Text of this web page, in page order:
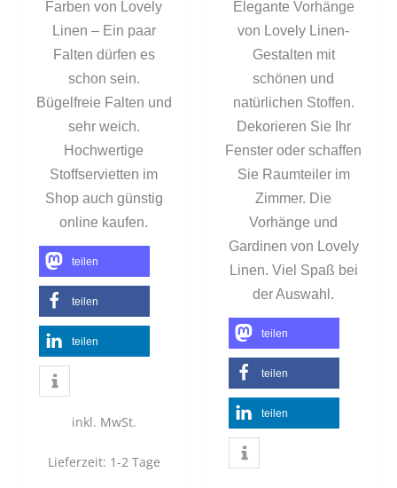
Farben von Lovely
Linen – Ein paar
Falten dürfen es
schon sein.
Bügelfreie Falten und
sehr weich.
Hochwertige
Stoffservietten im
Shop auch günstig
online kaufen.
teilen
teilen
teilen
inkl. MwSt.
Lieferzeit: 1-2 Tage
Elegante Vorhänge
von Lovely Linen-
Gestalten mit
schönen und
natürlichen Stoffen.
Dekorieren Sie Ihr
Fenster oder schaffen
Sie Raumteiler im
Zimmer. Die
Vorhänge und
Gardinen von Lovely
Linen. Viel Spaß bei
der Auswahl.
teilen
teilen
teilen